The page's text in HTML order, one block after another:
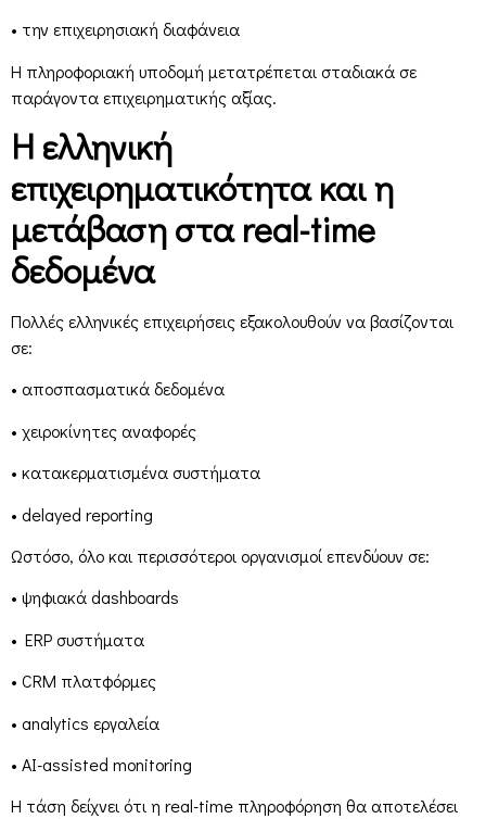
• την επιχειρησιακή διαφάνεια
Η πληροφοριακή υποδομή μετατρέπεται σταδιακά σε
παράγοντα επιχειρηματικής αξίας.
Η ελληνική
επιχειρηματικότητα και η
μετάβαση στα real-time
δεδομένα
Πολλές ελληνικές επιχειρήσεις εξακολουθούν να βασίζονται
σε:
• αποσπασματικά δεδομένα
• χειροκίνητες αναφορές
• κατακερματισμένα συστήματα
• delayed reporting
Ωστόσο, όλο και περισσότεροι οργανισμοί επενδύουν σε:
• ψηφιακά dashboards
• ERP συστήματα
• CRM πλατφόρμες
• analytics εργαλεία
• AI-assisted monitoring
Η τάση δείχνει ότι η real-time πληροφόρηση θα αποτελέσει